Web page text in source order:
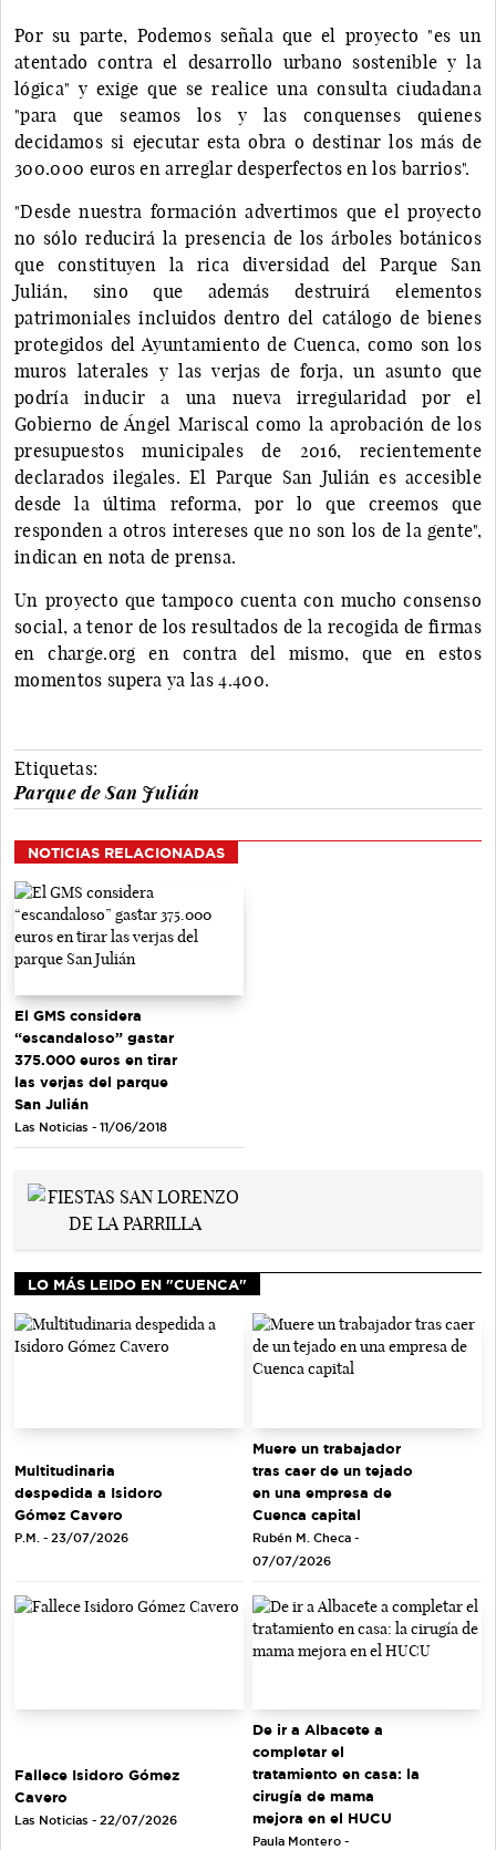
Por su parte, Podemos señala que el proyecto "es un
atentado contra el desarrollo urbano sostenible y la
lógica" y exige que se realice una consulta ciudadana
"para que seamos los y las conquenses quienes
decidamos si ejecutar esta obra o destinar los más de
300.000 euros en arreglar desperfectos en los barrios".
"Desde nuestra formación advertimos que el proyecto
no sólo reducirá la presencia de los árboles botánicos
que constituyen la rica diversidad del Parque San
Julián, sino que además destruirá elementos
patrimoniales incluidos dentro del catálogo de bienes
protegidos del Ayuntamiento de Cuenca, como son los
muros laterales y las verjas de forja, un asunto que
podría inducir a una nueva irregularidad por el
Gobierno de Ángel Mariscal como la aprobación de los
presupuestos municipales de 2016, recientemente
declarados ilegales. El Parque San Julián es accesible
desde la última reforma, por lo que creemos que
responden a otros intereses que no son los de la gente",
indican en nota de prensa.
Un proyecto que tampoco cuenta con mucho consenso
social, a tenor de los resultados de la recogida de firmas
en charge.org en contra del mismo, que en estos
momentos supera ya las 4.400.
Etiquetas:
Parque de San Julián
NOTICIAS RELACIONADAS
El GMS considera
“escandaloso” gastar
375.000 euros en tirar
las verjas del parque
San Julián
Las Noticias - 11/06/2018
LO MÁS LEIDO EN "CUENCA"
Multitudinaria
despedida a Isidoro
Gómez Cavero
P.M. - 23/07/2026
Muere un trabajador
tras caer de un tejado
en una empresa de
Cuenca capital
Rubén M. Checa -
07/07/2026
Fallece Isidoro Gómez
Cavero
Las Noticias - 22/07/2026
De ir a Albacete a
completar el
tratamiento en casa: la
cirugía de mama
mejora en el HUCU
Paula Montero -